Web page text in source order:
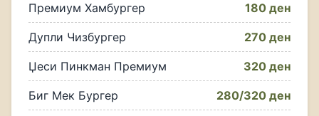
Премиум Хамбургер 180 ден
Дупли Чизбургер 270 ден
Џеси Пинкман Премиум 320 ден
Биг Мек Бургер 280/320 ден